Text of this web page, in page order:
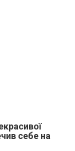
себе на